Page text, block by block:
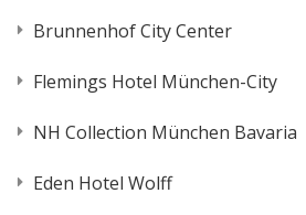
Brunnenhof City Center
Flemings Hotel München-City
NH Collection München Bavaria
Eden Hotel Wolff